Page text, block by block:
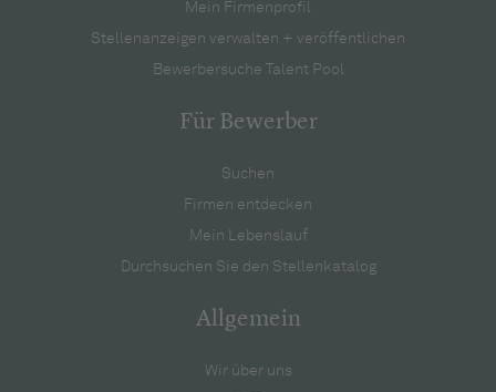
Mein Firmenprofil
Stellenanzeigen verwalten + veröffentlichen
Bewerbersuche Talent Pool
Für Bewerber
Suchen
Firmen entdecken
Mein Lebenslauf
Durchsuchen Sie den Stellenkatalog
Allgemein
Wir über uns